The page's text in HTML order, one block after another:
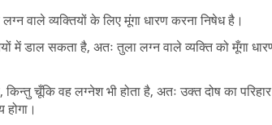
वाले व्यक्तियों के लिए मूंगा धारण करना निषेध है।
में डाल सकता है, अतः तुला लग्न वाले व्यक्ति को मूँगा
चूँकि वह लग्नेश भी होता है, अतः उक्त दोष का परिहार